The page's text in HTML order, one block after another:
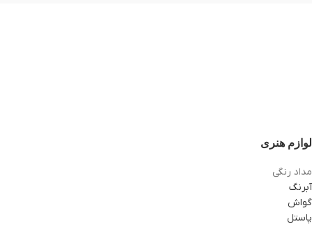
لوازم هنری
مداد رنگی
آبرنگ
گواش
پاستل